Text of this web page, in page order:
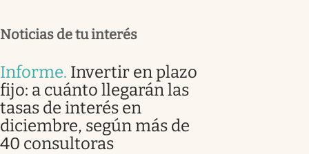
Noticias de tu interés
Informe. Invertir en plazo
fijo: a cuánto llegarán las
tasas de interés en
diciembre, según más de
40 consultoras